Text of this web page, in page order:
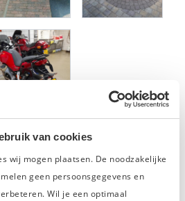
van cookies
wij mogen plaatsen. De noodzakelijke
geen persoonsgegevens en
Wil je een optimaal